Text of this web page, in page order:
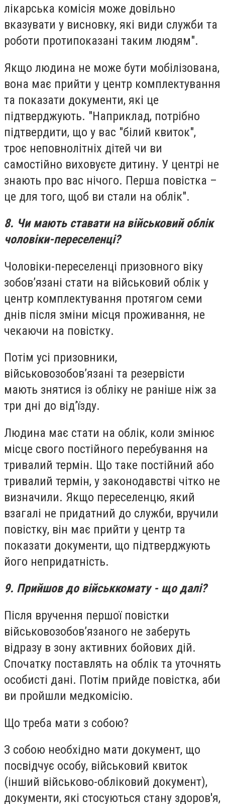
лікарська комісія може довільно
вказувати у висновку, які види служби та
роботи протипоказані таким людям".
Якщо людина не може бути мобілізована,
вона має прийти у центр комплектування
та показати документи, які це
підтверджують. "Наприклад, потрібно
підтвердити, що у вас "білий квиток",
троє неповнолітніх дітей чи ви
самостійно виховуєте дитину. У центрі не
знають про вас нічого. Перша повістка –
це для того, щоб ви стали на облік".
8. Чи мають ставати на військовий облік
чоловіки-переселенці?
Чоловіки-переселенці призовного віку
зобов’язані стати на військовий облік у
центр комплектування протягом семи
днів після зміни місця проживання, не
чекаючи на повістку.
Потім усі призовники,
військовозобов’язані та резервісти
мають знятися із обліку не раніше ніж за
три дні до від’їзду.
Людина має стати на облік, коли змінює
місце свого постійного перебування на
тривалий термін. Що таке постійний або
тривалий термін, у законодавстві чітко не
визначили. Якщо переселенцю, який
взагалі не придатний до служби, вручили
повістку, він має прийти у центр та
показати документи, що підтверджують
його непридатність.
9. Прийшов до військкомату - що далі?
Після вручення першої повістки
військовозобов’язаного не заберуть
відразу в зону активних бойових дій.
Спочатку поставлять на облік та уточнять
особисті дані. Потім прийде повістка, аби
ви пройшли медкомісію.
Що треба мати з собою?
З собою необхідно мати документ, що
посвідчує особу, військовий квиток
(інший військово-обліковий документ),
документи, які стосуються стану здоров'я,